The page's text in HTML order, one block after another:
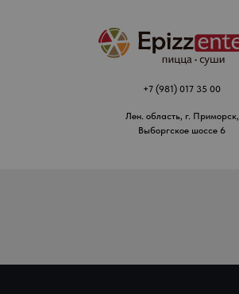
+7 (981) 017 35 00
Лен. область, г. Приморск,
Выборгское шоссе 6